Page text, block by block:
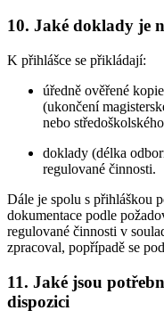
10. Jaké doklady je
K přihlášce se přikládají:
úředně ověřené
(ukončení
nebo
doklady (délka
regulované činnosti.
Dále je spolu s přihláškou
dokumentace podle
regulované činnosti v
zpracoval, popřípadě se
11. Jaké jsou
dispozici